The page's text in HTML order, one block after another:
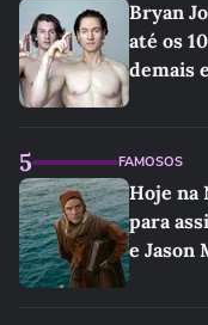
Bryan
até os
demais
5 FAMOSOS
Hoje
para
e Jason